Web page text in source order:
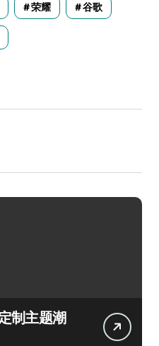
荣耀 谷歌
制主题潮